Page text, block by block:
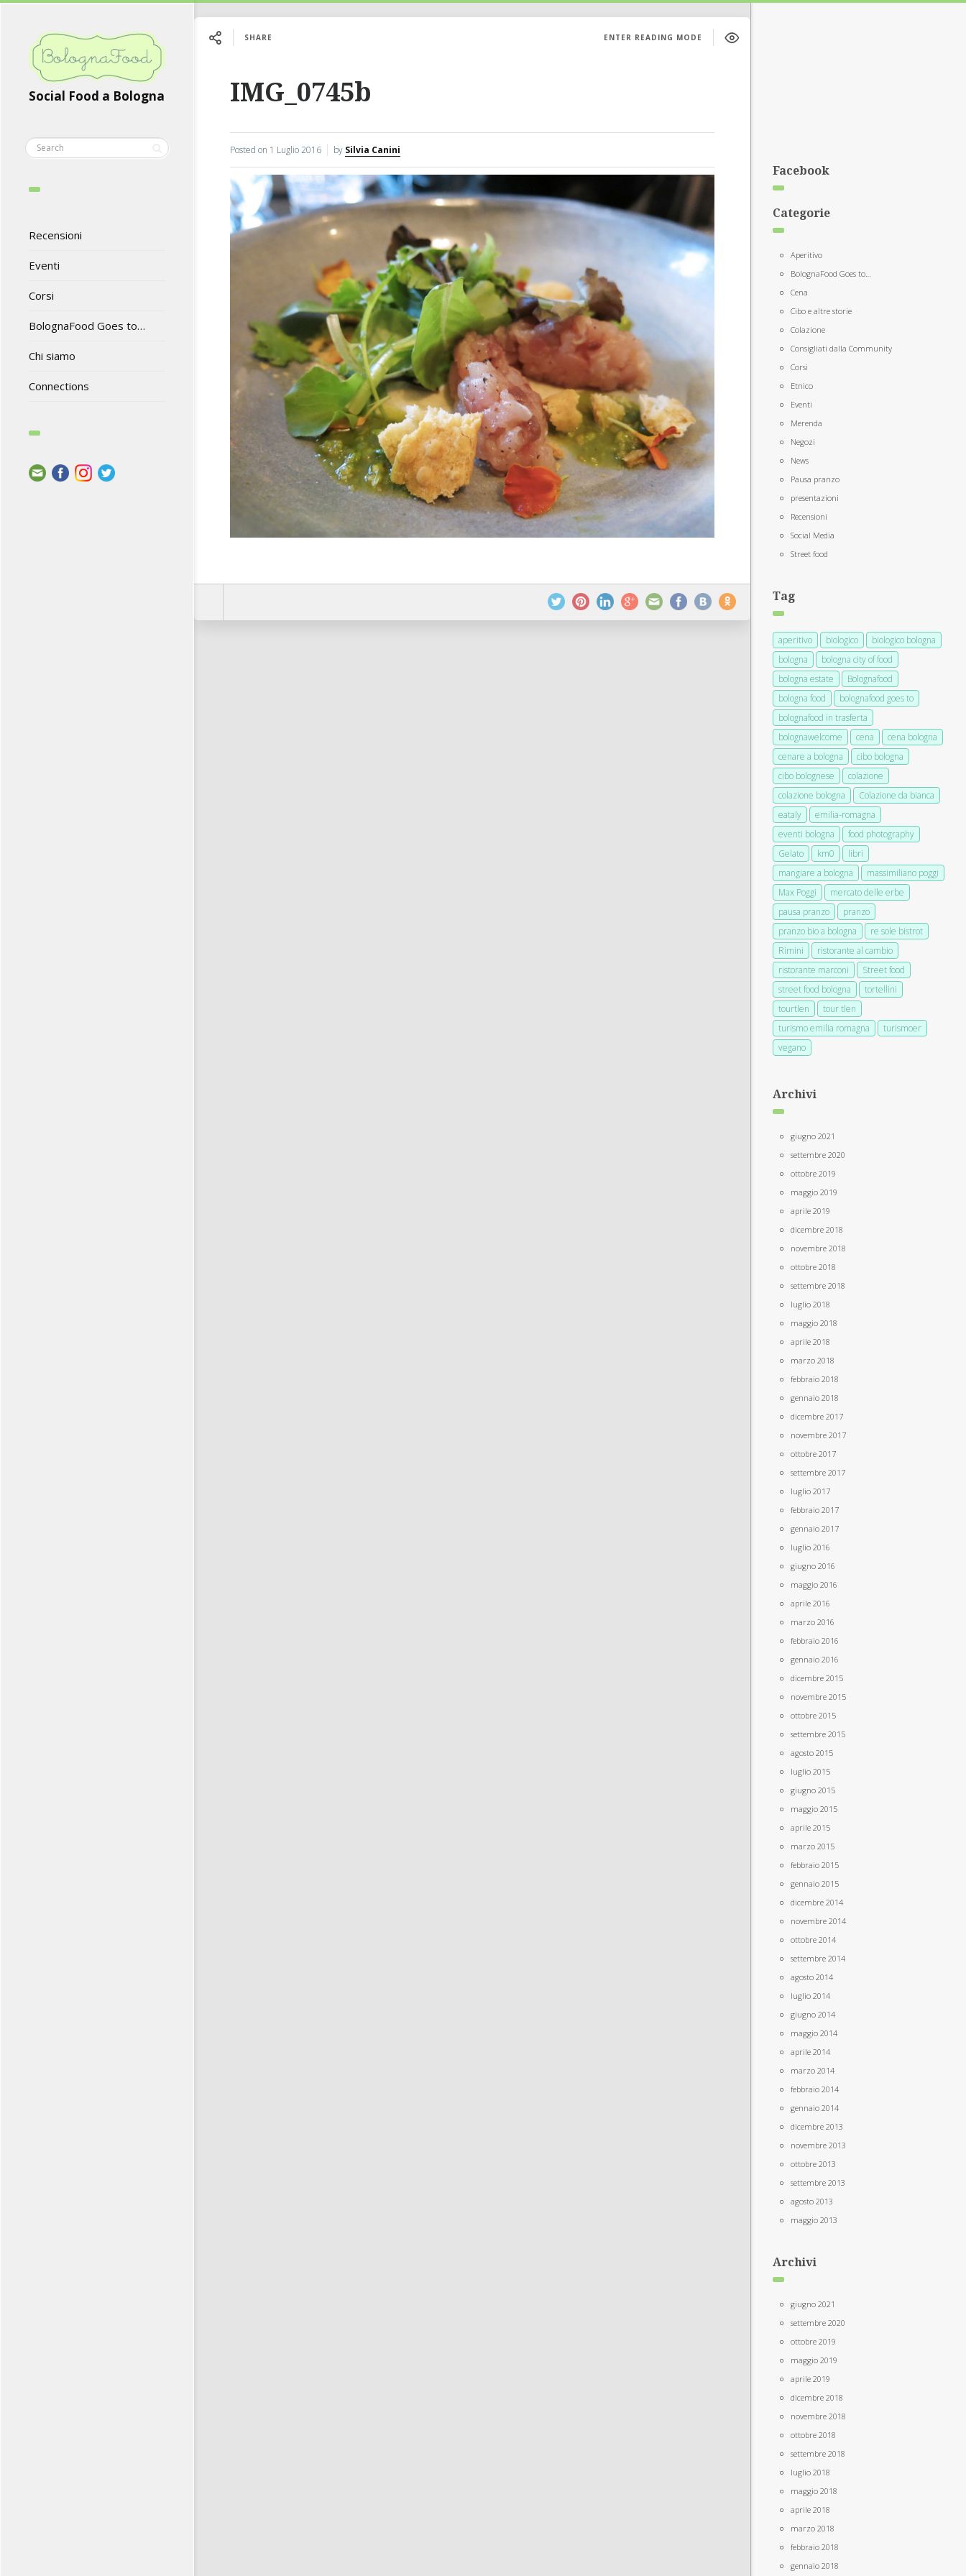
Social Food a Bologna
Recensioni
Eventi
Corsi
BolognaFood Goes to…
Chi siamo
Connections
SHARE ENTER READING MODE
IMG_0745b
Posted on 1 Luglio 2016 by Silvia Canini
Facebook
Categorie
Aperitivo
BolognaFood Goes to…
Cena
Cibo e altre storie
Colazione
Consigliati dalla Community
Corsi
Etnico
Eventi
Merenda
Negozi
News
Pausa pranzo
presentazioni
Recensioni
Social Media
Street food
Tag
aperitivo biologico
biologico bologna
bologna
bologna city of food
bologna estate
Bolognafood
bologna food
bolognafood goes to
bolognafood in trasferta
bolognawelcome
cena
cena bologna
cenare a bologna
cibo bologna
cibo bolognese
colazione
colazione bologna
Colazione da bianca
eataly
emilia-romagna
eventi bologna
food photography
Gelato
km0
libri
mangiare a bologna
massimiliano poggi
Max Poggi
mercato delle erbe
pausa pranzo
pranzo
pranzo bio a bologna
re sole bistrot
Rimini
ristorante al cambio
ristorante marconi
Street food
street food bologna
tortellini
tourtlen
tour tlen
turismo emilia romagna
turismoer
vegano
Archivi
giugno 2021
settembre 2020
ottobre 2019
maggio 2019
aprile 2019
dicembre 2018
novembre 2018
ottobre 2018
settembre 2018
luglio 2018
maggio 2018
aprile 2018
marzo 2018
febbraio 2018
gennaio 2018
dicembre 2017
novembre 2017
ottobre 2017
settembre 2017
luglio 2017
febbraio 2017
gennaio 2017
luglio 2016
giugno 2016
maggio 2016
aprile 2016
marzo 2016
febbraio 2016
gennaio 2016
dicembre 2015
novembre 2015
ottobre 2015
settembre 2015
agosto 2015
luglio 2015
giugno 2015
maggio 2015
aprile 2015
marzo 2015
febbraio 2015
gennaio 2015
dicembre 2014
novembre 2014
ottobre 2014
settembre 2014
agosto 2014
luglio 2014
giugno 2014
maggio 2014
aprile 2014
marzo 2014
febbraio 2014
gennaio 2014
dicembre 2013
novembre 2013
ottobre 2013
settembre 2013
agosto 2013
maggio 2013
Archivi
giugno 2021
settembre 2020
ottobre 2019
maggio 2019
aprile 2019
dicembre 2018
novembre 2018
ottobre 2018
settembre 2018
luglio 2018
maggio 2018
aprile 2018
marzo 2018
febbraio 2018
gennaio 2018